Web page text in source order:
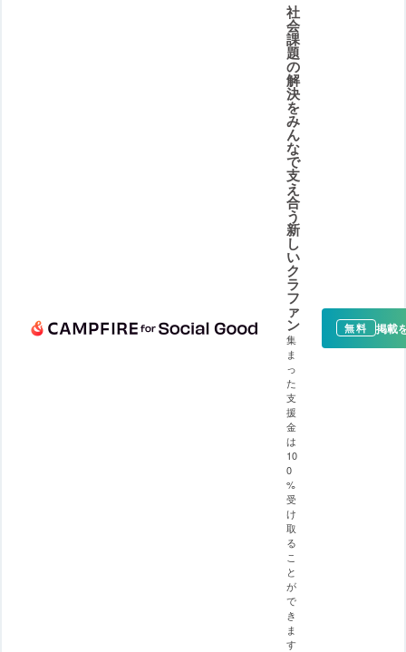
社
会
課
題
の
解
決
を
み
ん
な
で
支
え
合
う
新
し
い
ク
ラ
フ
ァ
ン
集
ま
っ
た
支
援
金
は
10
0
%
受
け
取
る
こ
と
が
で
き
ま
す
無料 掲載